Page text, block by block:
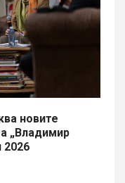
новите
„Владимир
2026